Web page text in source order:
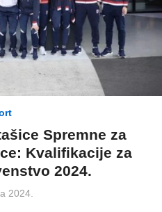
Spremne za
Kvalifikacije za
2024.
2024.